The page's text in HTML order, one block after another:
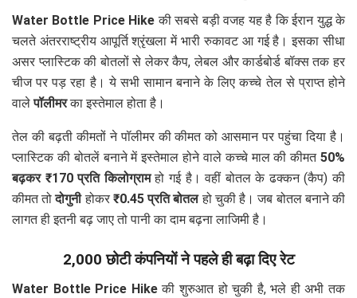
Water Bottle Price Hike की सबसे बड़ी वजह यह है कि ईरान युद्ध के
चलते अंतरराष्ट्रीय आपूर्ति श्रृंखला में भारी रुकावट आ गई है। इसका सीधा
असर प्लास्टिक की बोतलों से लेकर कैप, लेबल और कार्डबोर्ड बॉक्स तक हर
चीज पर पड़ रहा है। ये सभी सामान बनाने के लिए कच्चे तेल से प्राप्त होने
वालेपॉलीमरका इस्तेमाल होता है।
तेल की बढ़ती कीमतों ने पॉलीमर की कीमत को आसमान पर पहुंचा दिया है।
प्लास्टिक की बोतलें बनाने में इस्तेमाल होने वाले कच्चे माल की कीमत 50%
बढ़कर ₹170 प्रति किलोग्रामहो गई है। वहीं बोतल के ढक्कन (कैप) की
कीमत तोदोगुनीहोकर ₹0.45 प्रति बोतलहो चुकी है। जब बोतल बनाने की
लागत ही इतनी बढ़ जाए तो पानी का दाम बढ़ना लाजिमी है।
2,000 छोटी कंपनियों ने पहले ही बढ़ा दिए रेट
Water Bottle Price Hikeकी शुरुआत हो चुकी है, भले ही अभी तक